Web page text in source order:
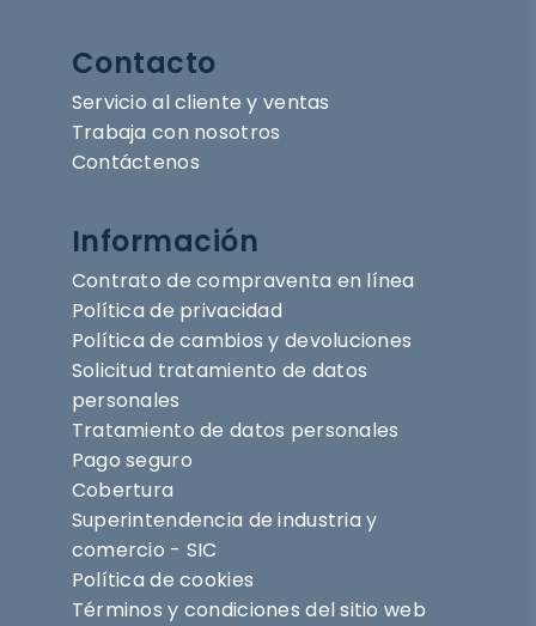
Contacto
Servicio al cliente y ventas
Trabaja con nosotros
Contáctenos
Información
Contrato de compraventa en línea
Política de privacidad
Política de cambios y devoluciones
Solicitud tratamiento de datos
personales
Tratamiento de datos personales
Pago seguro
Cobertura
Superintendencia de industria y
comercio - SIC
Política de cookies
Términos y condiciones del sitio web